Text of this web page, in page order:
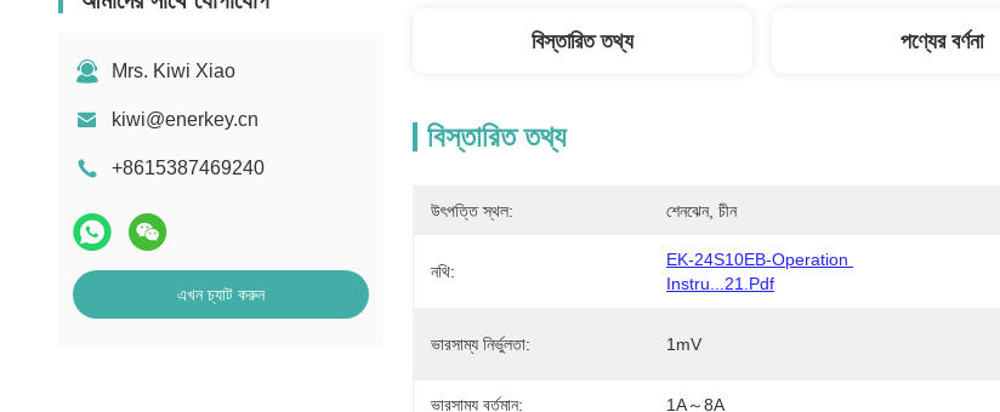
Mrs. Kiwi Xiao
kiwi@enerkey.cn
+8615387469240
এখন চ্যাট করুন
বিস্তারিত তথ্য পণ্যের বর্ণনা
বিস্তারিত তথ্য
উৎপত্তি স্থল: শেনঝেন, চীন
নথি:
EK-24S10EB-Operation
Instru...21.pdf
ভারসাম্য নির্ভুলতা: 1mV
ভারসাম্য বর্তমান: 1A～8A